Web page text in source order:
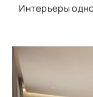
Интерьеры